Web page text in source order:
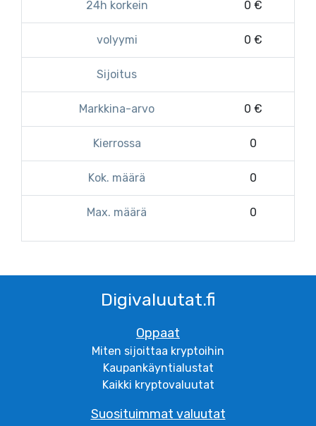
24h korkein 0 €
volyymi 0 €
Sijoitus
Markkina-arvo 0 €
Kierrossa 0
Kok. määrä 0
Max. määrä 0
Digivaluutat.fi
Oppaat
Miten sijoittaa kryptoihin
Kaupankäyntialustat
Kaikki kryptovaluutat
Suosituimmat valuutat